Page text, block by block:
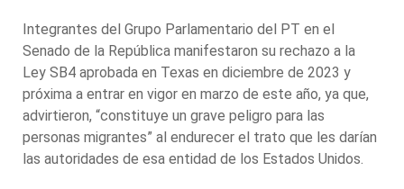
Integrantes del Grupo Parlamentario del PT en el
Senado de la República manifestaron su rechazo a la
Ley SB4 aprobada en Texas en diciembre de 2023 y
próxima a entrar en vigor en marzo de este año, ya que,
advirtieron, “constituye un grave peligro para las
personas migrantes” al endurecer el trato que les darían
las autoridades de esa entidad de los Estados Unidos.